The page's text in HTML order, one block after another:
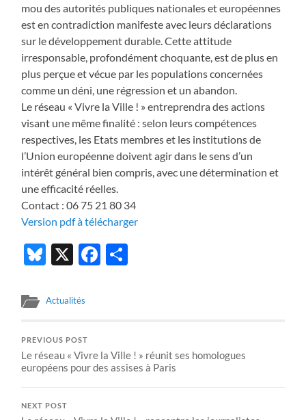
mou des autorités publiques nationales et européennes
est en contradiction manifeste avec leurs déclarations
sur le développement durable. Cette attitude
irresponsable, profondément choquante, est de plus en
plus perçue et vécue par les populations concernées
comme un déni, une régression et un abandon.
Le réseau « Vivre la Ville ! » entreprendra des actions
visant une même finalité : selon leurs compétences
respectives, les Etats membres et les institutions de
l’Union européenne doivent agir dans le sens d’un
intérêt général bien compris, avec une détermination et
une efficacité réelles.
Contact : 06 75 21 80 34
Version pdf à télécharger
Bluesky
X Facebook
Actualités
PREVIOUS POST
Le réseau « Vivre la Ville ! » réunit ses homologues
européens pour des assises à Paris
NEXT POST